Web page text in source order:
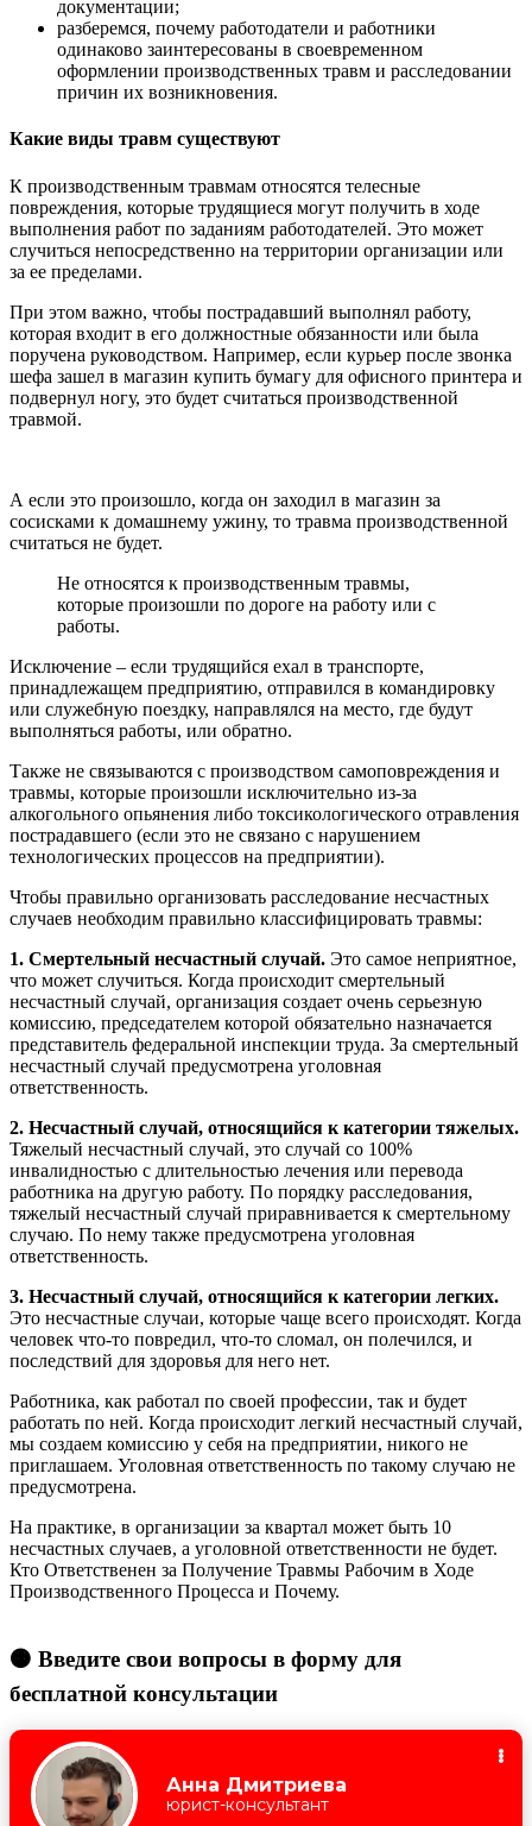
документации;
разберемся, почему работодатели и работники
одинаково заинтересованы в своевременном
оформлении производственных травм и расследовании
причин их возникновения.
Какие виды травм существуют
К производственным травмам относятся телесные
повреждения, которые трудящиеся могут получить в ходе
выполнения работ по заданиям работодателей. Это может
случиться непосредственно на территории организации или
за ее пределами.
При этом важно, чтобы пострадавший выполнял работу,
которая входит в его должностные обязанности или была
поручена руководством. Например, если курьер после звонка
шефа зашел в магазин купить бумагу для офисного принтера и
подвернул ногу, это будет считаться производственной
травмой.
А если это произошло, когда он заходил в магазин за
сосисками к домашнему ужину, то травма производственной
считаться не будет.
Не относятся к производственным травмы,
которые произошли по дороге на работу или с
работы.
Исключение – если трудящийся ехал в транспорте,
принадлежащем предприятию, отправился в командировку
или служебную поездку, направлялся на место, где будут
выполняться работы, или обратно.
Также не связываются с производством самоповреждения и
травмы, которые произошли исключительно из-за
алкогольного опьянения либо токсикологического отравления
пострадавшего (если это не связано с нарушением
технологических процессов на предприятии).
Чтобы правильно организовать расследование несчастных
случаев необходим правильно классифицировать травмы:
1. Смертельный несчастный случай. Это самое неприятное,
что может случиться. Когда происходит смертельный
несчастный случай, организация создает очень серьезную
комиссию, председателем которой обязательно назначается
представитель федеральной инспекции труда. За смертельный
несчастный случай предусмотрена уголовная
ответственность.
2. Несчастный случай, относящийся к категории тяжелых.
Тяжелый несчастный случай, это случай со 100%
инвалидностью с длительностью лечения или перевода
работника на другую работу. По порядку расследования,
тяжелый несчастный случай приравнивается к смертельному
случаю. По нему также предусмотрена уголовная
ответственность.
3. Несчастный случай, относящийся к категории легких.
Это несчастные случаи, которые чаще всего происходят. Когда
человек что-то повредил, что-то сломал, он полечился, и
последствий для здоровья для него нет.
Работника, как работал по своей профессии, так и будет
работать по ней. Когда происходит легкий несчастный случай,
мы создаем комиссию у себя на предприятии, никого не
приглашаем. Уголовная ответственность по такому случаю не
предусмотрена.
На практике, в организации за квартал может быть 10
несчастных случаев, а уголовной ответственности не будет.
Кто Ответственен за Получение Травмы Рабочим в Ходе
Производственного Процесса и Почему.
🟠 Введите свои вопросы в форму для
бесплатной консультации